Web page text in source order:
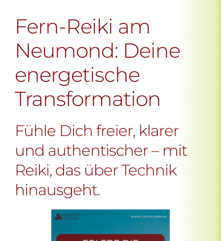
Fern-Reiki am
Neumond: Deine
energetische
Transformation
Fühle Dich freier, klarer
und authentischer – mit
Reiki, das über Technik
hinausgeht.